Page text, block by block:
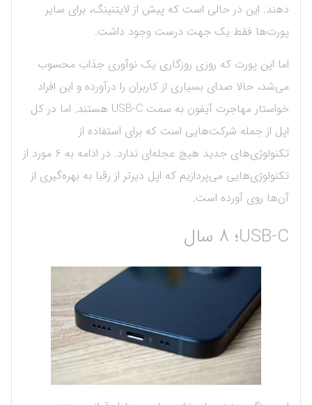
دهند. این در حالی است که پیش از لایتنینگ، برای سایر
پورت‌ها فقط یک جهت درست وجود داشت.
اما این پورت که روزی روزگاری یک نوآوری جذاب محسوب
می‌شد، حالا صدای بسیاری از کاربران را درآورده و این افراد
خواستار مهاجرت آیفون به سمت USB-C هستند. اما در کل
اپل از جمله شرکت‌هایی است که برای استفاده از
تکنولوژی‌های جدید هیچ عجله‌ای ندارد. در ادامه به ۶ مورد از
تکنولوژی‌هایی می‌پردازیم که اپل دیرتر از رقبا به بهره‌گیری از
آن‌ها روی آورده است.
USB-C؛ ۸ سال